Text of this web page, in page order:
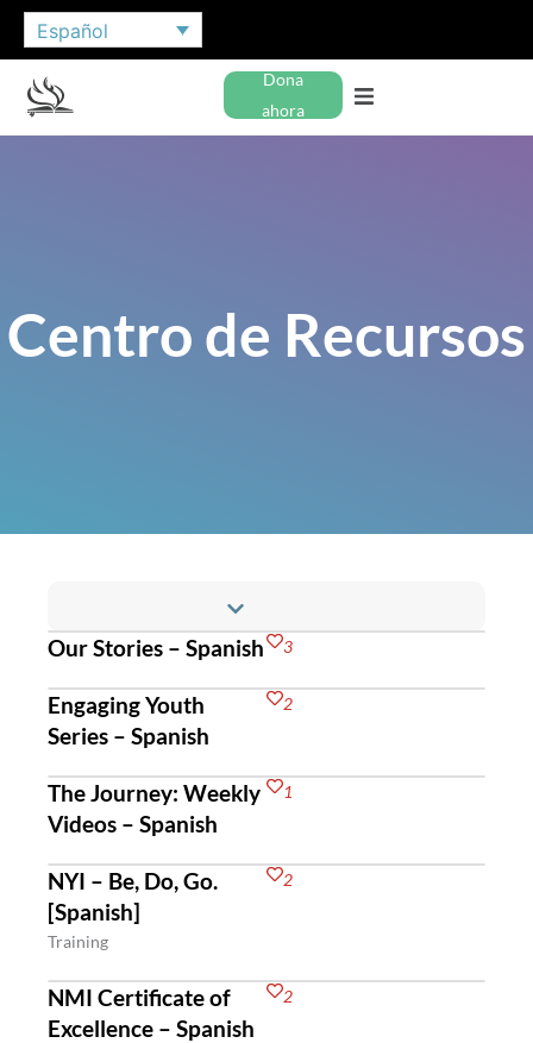
Español
Dona
ahora
Centro de Recursos
Our Stories – Spanish 3
Engaging Youth
Series – Spanish
2
The Journey: Weekly
Videos – Spanish
1
NYI – Be, Do, Go.
[Spanish]
Training
2
NMI Certificate of
Excellence – Spanish
2